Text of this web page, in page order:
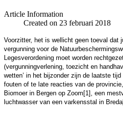
Article Information
Created on 23 februari 2018
Voorzitter, het is wellicht geen toeval dat
vergunning voor de
Legesverordening moet worden
(vergunningverlening, toezicht en
wetten’ in het bijzonder zijn de laatste
fouten of te late reacties van de
Biomoer in Bergen op Zoom[1], een
luchtwasser van een varkensstal in